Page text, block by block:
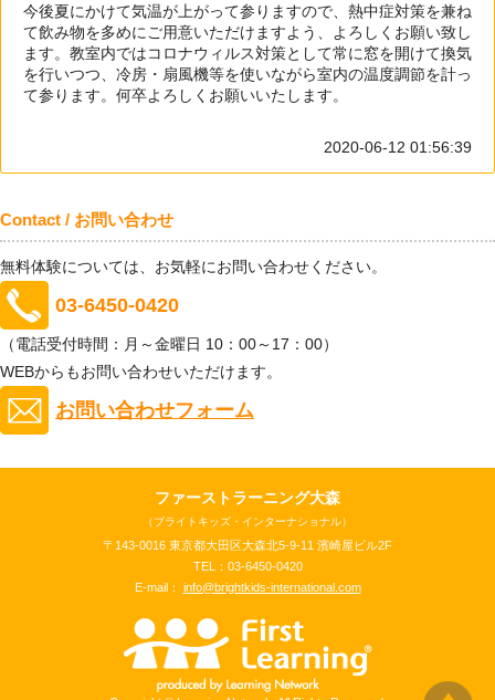
今後夏にかけて気温が上がって参りますので、熱中症対策を兼ね
て飲み物を多めにご用意いただけますよう、よろしくお願い致し
ます。教室内ではコロナウィルス対策として常に窓を開けて換気
を行いつつ、冷房・扇風機等を使いながら室内の温度調節を計っ
て参ります。何卒よろしくお願いいたします。
2020-06-12 01:56:39
Contact / お問い合わせ
無料体験については、お気軽にお問い合わせください。
03-6450-0420
（電話受付時間：月～金曜日 10：00～17：00）
WEBからもお問い合わせいただけます。
お問い合わせフォーム
ファーストラーニング大森
（ブライトキッズ・インターナショナル）
〒143-0016 東京都大田区大森北5-9-11 濱崎屋ビル2F
TEL：03-6450-0420
E-mail： info@brightkids-international.com